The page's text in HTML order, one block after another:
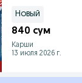
Новый
840 сум
Карши
13 июля 2026 г.